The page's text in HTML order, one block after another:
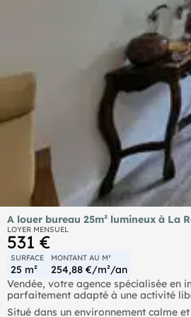
A louer bureau 25m² lumineux à La
LOYER MENSUEL
531 €
SURFACE
25 m²
MONTANT AU M²
254,88 €/m²/an
Vendée, votre agence spécialisée en immobilier d'entreprise,
parfaitement adapté à une activité
Situé dans un environnement calme